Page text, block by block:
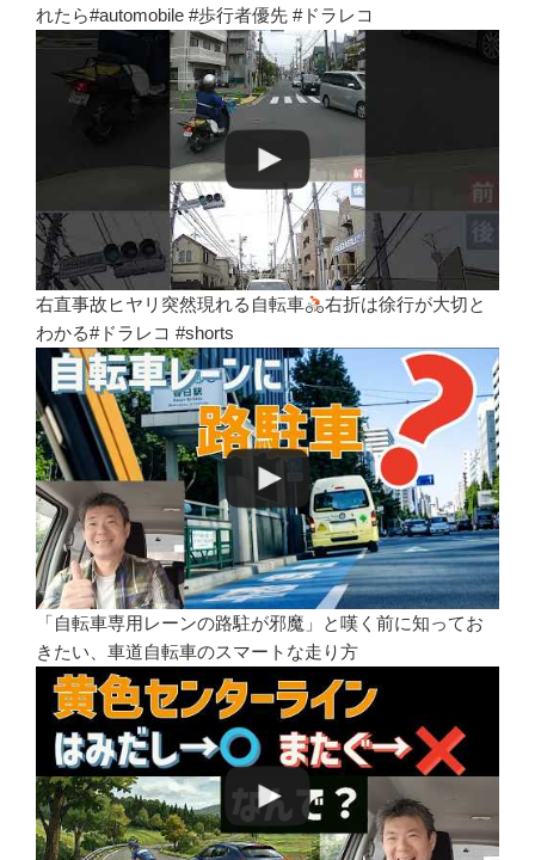
れたら#automobile #歩行者優先 #ドラレコ
右直事故ヒヤリ突然現れる自転車
右折は徐行が大切と
わかる#ドラレコ #shorts
「自転車専用レーンの路駐が邪魔」と嘆く前に知ってお
きたい、車道自転車のスマートな走り方